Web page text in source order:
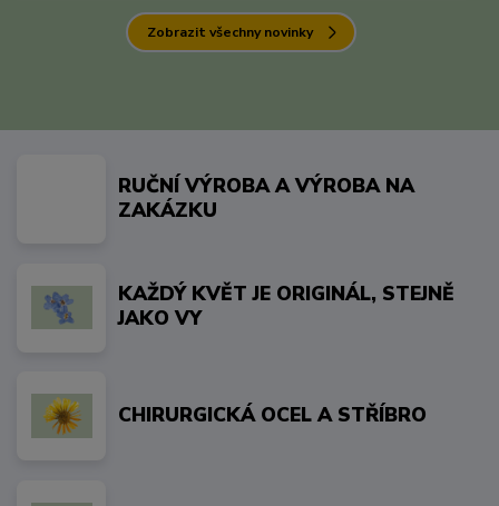
Zobrazit všechny novinky
RUČNÍ VÝROBA A VÝROBA NA
ZAKÁZKU
KAŽDÝ KVĚT JE ORIGINÁL, STEJNĚ
JAKO VY
CHIRURGICKÁ OCEL A STŘÍBRO